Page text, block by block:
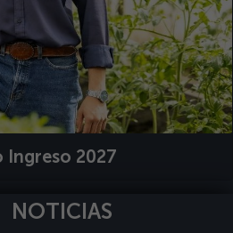
Ingreso 2027
NOTICIAS